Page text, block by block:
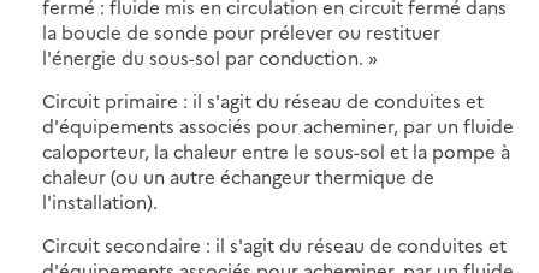
fermé : fluide mis en circulation en circuit fermé dans
la boucle de sonde pour prélever ou restituer
l'énergie du sous-sol par conduction. »
Circuit primaire : il s'agit du réseau de conduites et
d'équipements associés pour acheminer, par un fluide
caloporteur, la chaleur entre le sous-sol et la pompe à
chaleur (ou un autre échangeur thermique de
l'installation).
Circuit secondaire : il s'agit du réseau de conduites et